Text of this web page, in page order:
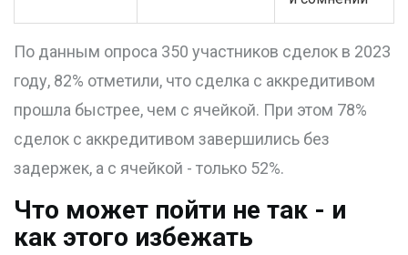
По данным опроса 350 участников сделок в 2023
году, 82% отметили, что сделка с аккредитивом
прошла быстрее, чем с ячейкой. При этом 78%
сделок с аккредитивом завершились без
задержек, а с ячейкой - только 52%.
Что может пойти не так - и
как этого избежать